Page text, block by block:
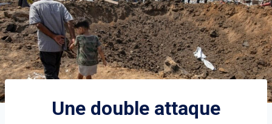
Une double attaque